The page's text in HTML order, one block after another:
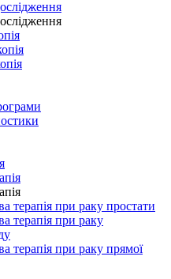
терапія при раку простати
терапія при раку
терапія при раку прямої